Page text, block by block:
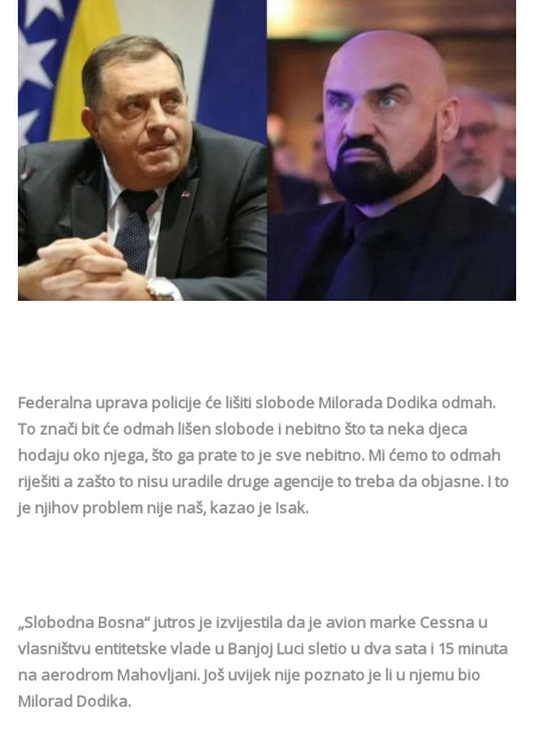
Federalna uprava policije će lišiti slobode Milorada Dodika odmah.
To znači bit će odmah lišen slobode i nebitno što ta neka djeca
hodaju oko njega, što ga prate to je sve nebitno. Mi ćemo to odmah
riješiti a zašto to nisu uradile druge agencije to treba da objasne. I to
je njihov problem nije naš, kazao je Isak.
„Slobodna Bosna“ jutros je izvijestila da je avion marke Cessna u
vlasništvu entitetske vlade u Banjoj Luci sletio u dva sata i 15 minuta
na aerodrom Mahovljani. Još uvijek nije poznato je li u njemu bio
Milorad Dodika.